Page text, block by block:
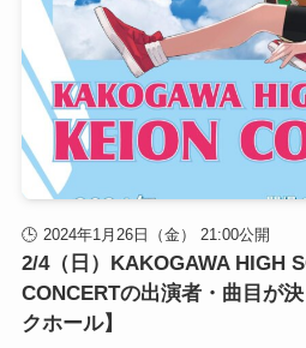
2024年1月26日（金） 21:00公開
2/4（日）KAKOGAWA HIGH
CONCERTの出演者・曲目が
クホール】